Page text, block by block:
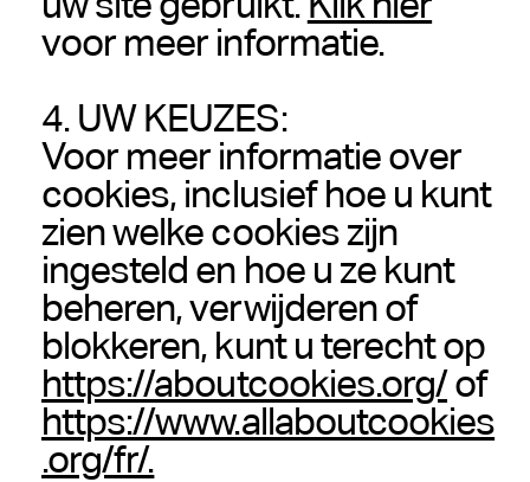
voor meer informatie.
4. UW KEUZES:
Voor meer informatie over
cookies, inclusief hoe u kunt
zien welke cookies zijn
ingesteld en hoe u ze kunt
beheren, verwijderen of
blokkeren, kunt u terecht op
https://aboutcookies.org/of
https://www.allaboutcookies
.org/fr/.